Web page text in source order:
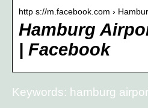
http s://m.facebook.com ›
Hamburg
| Facebook
Keywords: hamburg